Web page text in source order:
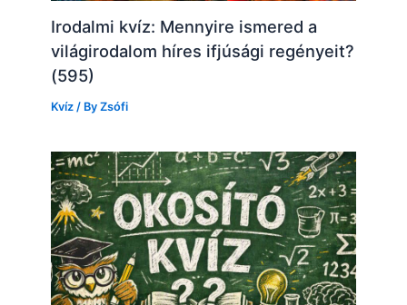
Irodalmi kvíz: Mennyire ismered a
világirodalom híres ifjúsági regényeit?
(595)
Kvíz / ByZsófi